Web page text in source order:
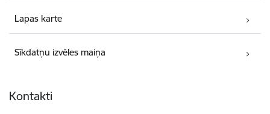
Lapas karte
Sīkdatņu izvēles maiņa
Kontakti